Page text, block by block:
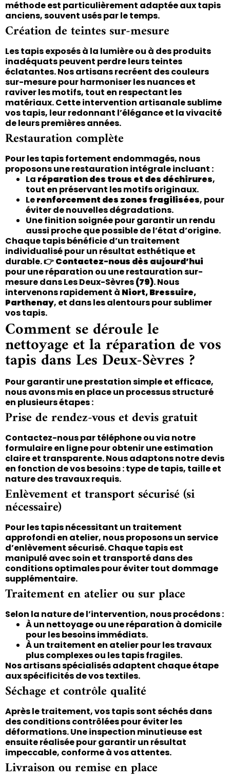
méthode est particulièrement adaptée aux tapis
anciens, souvent usés par le temps.
Création de teintes sur-mesure
Les tapis exposés à la lumière ou à des produits
inadéquats peuvent perdre leurs teintes
éclatantes. Nos artisans recréent des couleurs
sur-mesure pour harmoniser les nuances et
raviver les motifs, tout en respectant les
matériaux. Cette intervention artisanale sublime
vos tapis, leur redonnant l’élégance et la vivacité
de leurs premières années.
Restauration complète
Pour les tapis fortement endommagés, nous
proposons une restauration intégrale incluant :
La réparation des trous et des déchirures,
tout en préservant les motifs originaux.
Lerenforcement des zones fragilisées, pour
éviter de nouvelles dégradations.
Une finition soignée pour garantir un rendu
aussi proche que possible de l’état d’origine.
Chaque tapis bénéficie d’un traitement
individualisé pour un résultat esthétique et
durable. 👉Contactez-nous dès aujourd’hui
pour une réparation ou une restauration sur-
mesure dans Les Deux-Sèvres(79). Nous
intervenons rapidement à Niort, Bressuire,
Parthenay, et dans les alentours pour sublimer
vos tapis.
Comment se déroule le
nettoyage et la réparation de vos
tapis dans Les Deux-Sèvres ?
Pour garantir une prestation simple et efficace,
nous avons mis en place un processus structuré
en plusieurs étapes :
Prise de rendez-vous et devis gratuit
Contactez-nous par téléphone ou via notre
formulaire en ligne pour obtenir une estimation
claire et transparente. Nous adaptons notre devis
en fonction de vos besoins : type de tapis, taille et
nature des travaux requis.
Enlèvement et transport sécurisé (si
nécessaire)
Pour les tapis nécessitant un traitement
approfondi en atelier, nous proposons un service
d’enlèvement sécurisé. Chaque tapis est
manipulé avec soin et transporté dans des
conditions optimales pour éviter tout dommage
supplémentaire.
Traitement en atelier ou sur place
Selon la nature de l’intervention, nous procédons :
À un nettoyage ou une réparation à domicile
pour les besoins immédiats.
À un traitement en atelier pour les travaux
plus complexes ou les tapis fragiles.
Nos artisans spécialisés adaptent chaque étape
aux spécificités de vos textiles.
Séchage et contrôle qualité
Après le traitement, vos tapis sont séchés dans
des conditions contrôlées pour éviter les
déformations. Une inspection minutieuse est
ensuite réalisée pour garantir un résultat
impeccable, conforme à vos attentes.
Livraison ou remise en place